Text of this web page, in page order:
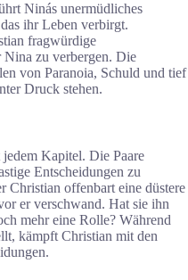
Ninás unermüdliches
ihr Leben verbirgt.
fragwürdige
Nina zu verbergen. Die
von Paranoia, Schuld und tief
Druck stehen.
Kapitel. Die Paare
Entscheidungen zu
Christian offenbart eine düstere
er verschwand. Hat sie ihn
mehr eine Rolle? Während
kämpft Christian mit den